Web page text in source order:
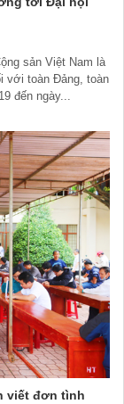
sản Việt Nam là
với toàn Đảng, toàn
đến ngày...
viết đơn tình